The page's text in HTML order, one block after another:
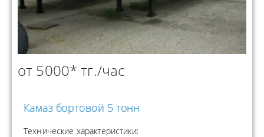
от 5000* тг./час
Камаз бортовой 5 тонн
Технические характеристики: